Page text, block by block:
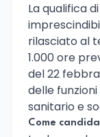
La qualifica
rilasciato al
1.000 ore
del 22
delle
sanitario e
Come